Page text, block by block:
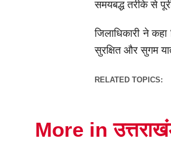
समयबद्ध तरीके से
जिलाधिकारी ने
सुरक्षित और सुगम
RELATED TOPICS:
More in